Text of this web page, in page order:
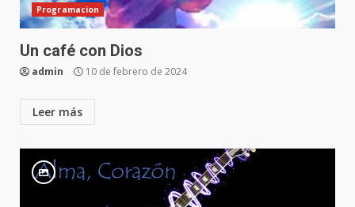
Programacion
Un café con Dios
admin 10 de febrero de 2024
Leer más